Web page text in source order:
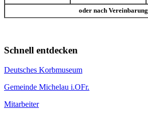
oder nach Vereinbarung
Schnell entdecken
Deutsches Korbmuseum
Gemeinde Michelau i.OFr.
Mitarbeiter